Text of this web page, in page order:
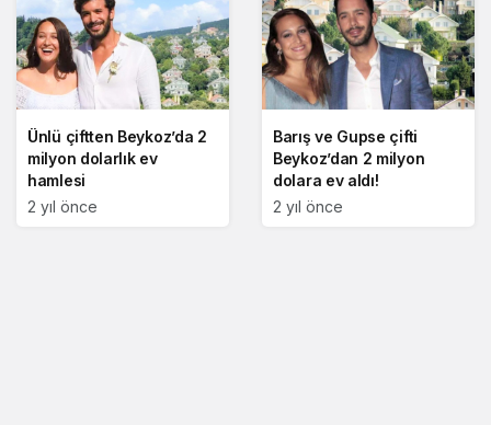
Ünlü çiftten Beykoz’da 2
milyon dolarlık ev
hamlesi
2 yıl önce
Barış ve Gupse çifti
Beykoz’dan 2 milyon
dolara ev aldı!
2 yıl önce